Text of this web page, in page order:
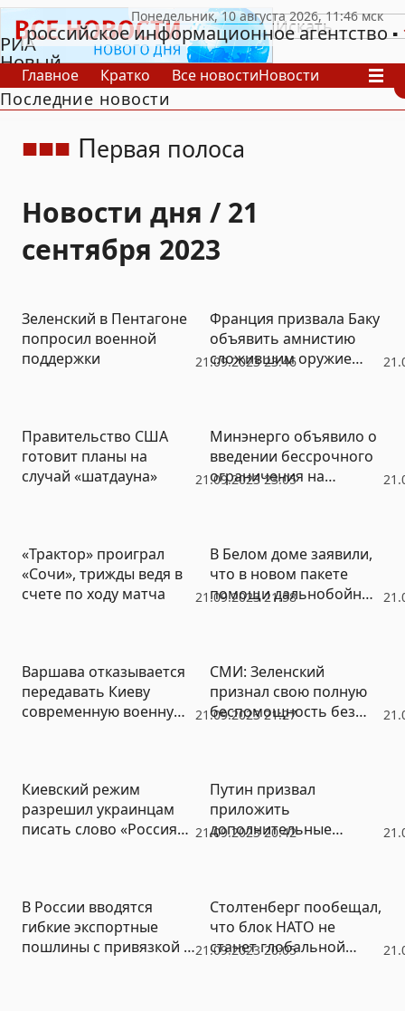
РИА
Новый
День
российское информационное агентство
Главное Кратко Все новостиНовости
В России
В мире
Последние новости
Первая полоса
Новости дня / 21
сентября 2023
21.09.2023 23:46
Зеленский в Пентагоне
попросил военной
поддержки
Франция призвала Баку
объявить амнистию
сложившим оружие
21.09.2023 23:05
Правительство США
готовит планы на
случай «шатдауна»
Минэнерго объявило о
введении бессрочного
ограничения на
21.09.2023 21:58
«Трактор» проиграл
«Сочи», трижды ведя в
счете по ходу матча
В Белом доме заявили,
что в новом пакете
помощи дальнобойные
21.09.2023 21:27
Варшава отказывается
передавать Киеву
современную военную
СМИ: Зеленский
признал свою полную
беспомощность без
21.09.2023 20:42
Киевский режим
разрешил украинцам
писать слово «Россия» с
Путин призвал
приложить
дополнительные
21.09.2023 20:05
В России вводятся
гибкие экспортные
пошлины с привязкой к
Столтенберг пообещал,
что блок НАТО не
станет глобальной